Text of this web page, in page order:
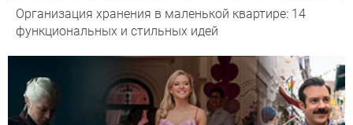
Организация хранения в маленькой квартире: 14
функциональных и стильных идей